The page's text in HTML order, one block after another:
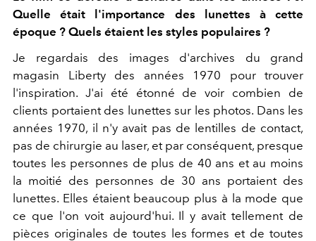
Quelle était l'importance des lunettes à cette
époque ? Quels étaient les styles populaires ?
Je regardais des images d'archives du grand
magasin Liberty des années 1970 pour trouver
l'inspiration. J'ai été étonné de voir combien de
clients portaient des lunettes sur les photos. Dans les
années 1970, il n'y avait pas de lentilles de contact,
pas de chirurgie au laser, et par conséquent, presque
toutes les personnes de plus de 40 ans et au moins
la moitié des personnes de 30 ans portaient des
lunettes. Elles étaient beaucoup plus à la mode que
ce que l'on voit aujourd'hui. Il y avait tellement de
pièces originales de toutes les formes et de toutes